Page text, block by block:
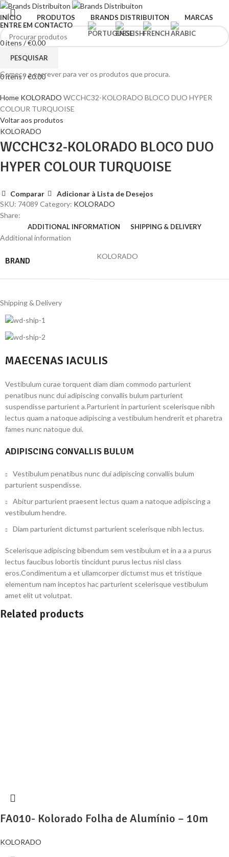
INÍCIO PRODUTOS BRANDS DISTRIBUITON
MARCAS
ENTRE EM CONTACTO
0itens /€0.00
Menu
0itens/€0.00
Home KOLORADO WCCHC32-KOLORADO BLOCO DUO HYPER
COLOUR TURQUOISE
Voltar aos produtos
KOLORADO
WCCHC32-KOLORADO BLOCO DUO
HYPER COLOUR TURQUOISE
Comparar
Adicionar à Lista de Desejos
SKU: 74089 Category: KOLORADO
Share:
ADDITIONAL INFORMATION SHIPPING & DELIVERY
Additional information
BRAND KOLORADO
Shipping & Delivery
MAECENAS IACULIS
Vestibulum curae torquent diam diam commodo parturient
penatibus nunc dui adipiscing convallis bulum parturient
suspendisse parturient a.Parturient in parturient scelerisque nibh
lectus quam a natoque adipiscing a vestibulum hendrerit et pharetra
fames nunc natoque dui.
ADIPISCING CONVALLIS BULUM
Vestibulum penatibus nunc dui adipiscing convallis bulum
parturient suspendisse.
Abitur parturient praesent lectus quam a natoque adipiscing a
vestibulum hendre.
Diam parturient dictumst parturient scelerisque nibh lectus.
Scelerisque adipiscing bibendum sem vestibulum et in a a a purus
lectus faucibus lobortis tincidunt purus lectus nisl class
eros.Condimentum a et ullamcorper dictumst mus et tristique
elementum nam inceptos hac parturient scelerisque vestibulum
amet elit ut volutpat.
Related products
FA010- Kolorado Folha de Alumínio – 10m
KOLORADO
PESQUISAR
Comece a escrever para ver os produtos que procura.